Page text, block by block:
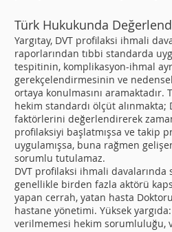
Türk Hukukunda
Yargıtay, DVT profilaksi ihmali
raporlarından tıbbi standarda
tespitinin, komplikasyon-ihmal
gerekçelendirmesinin ve
ortaya konulmasını
hekim standardı ölçüt alınmakta;
faktörlerini değerlendirerek
profilaksiyi başlatmışsa ve takip
uygulamışsa, buna rağmen
sorumlu tutulamaz.
DVT profilaksi ihmali
genellikle birden fazla aktörü
yapan cerrah, yatan hasta
hastane yönetimi. Yüksek
verilmemesi hekim sorumluluğu,